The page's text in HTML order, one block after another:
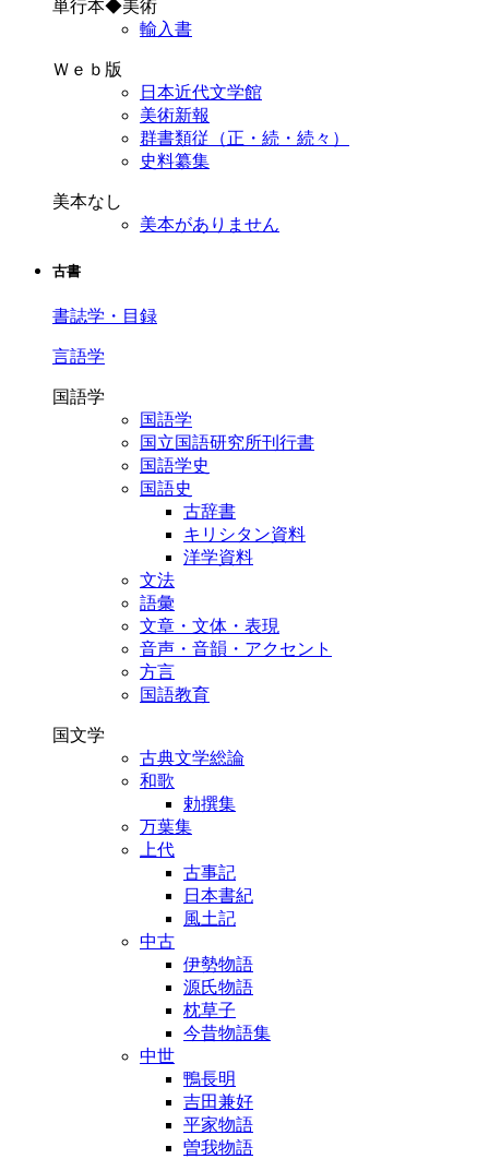
単行本◆美術
輸入書
Ｗｅｂ版
日本近代文学館
美術新報
群書類従（正・続・続々）
史料纂集
美本なし
美本がありません
古書
書誌学・目録
言語学
国語学
国語学
国立国語研究所刊行書
国語学史
国語史
古辞書
キリシタン資料
洋学資料
文法
語彙
文章・文体・表現
音声・音韻・アクセント
方言
国語教育
国文学
古典文学総論
和歌
勅撰集
万葉集
上代
古事記
日本書紀
風土記
中古
伊勢物語
源氏物語
枕草子
今昔物語集
中世
鴨長明
吉田兼好
平家物語
曽我物語